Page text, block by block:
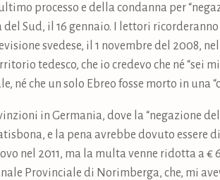
processo e della condanna per
Sud, il 16 gennaio. I lettori
svedese, il 1 novembre del 2008,
tedesco, che io credevo che né
né che un solo Ebreo fosse morto in una
in Germania, dove la “negazione
e la pena avrebbe dovuto essere
nel 2011, ma la multa venne ridotta a €
Provinciale di Norimberga, che, mi